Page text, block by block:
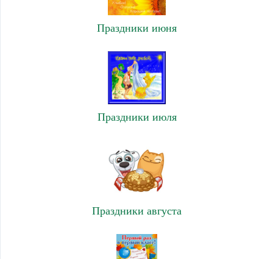
Праздники июня
Праздники июля
Праздники августа